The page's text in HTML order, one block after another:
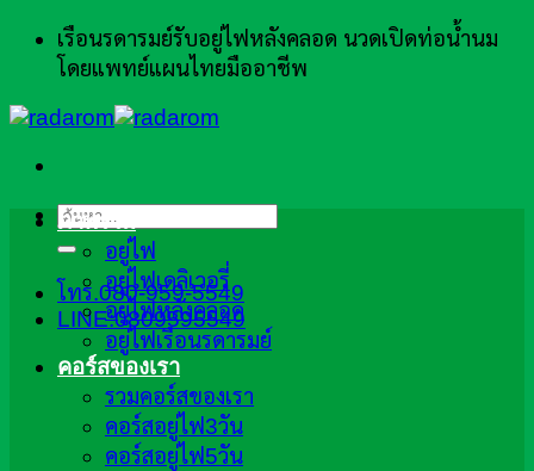
ข้าม
เนื้อหา
เรือนรดารมย์รับอยู่ไฟหลังคลอด นวดเปิดท่อน้ำนม
โดยแพทย์แผนไทยมืออาชีพ
ค้นหา:
โทร.080-959-5549
LINE:0809595549
ภาพรวม
อยู่ไฟ
อยู่ไฟเดลิเวอรี่
อยู่ไฟหลังคลอด
อยู่ไฟเรือนรดารมย์
คอร์สของเรา
รวมคอร์สของเรา
คอร์สอยู่ไฟ3วัน
คอร์สอยู่ไฟ5วัน